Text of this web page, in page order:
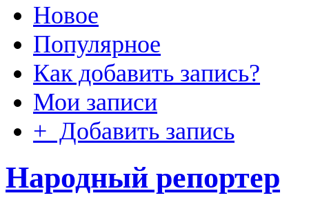
Новое
Популярное
Как добавить запись?
Мои записи
+ Добавить запись
Народный репортер